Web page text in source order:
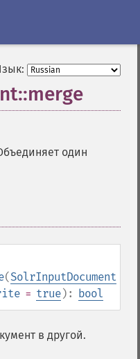
один
(SolrInputDocument
= true): bool
в другой.